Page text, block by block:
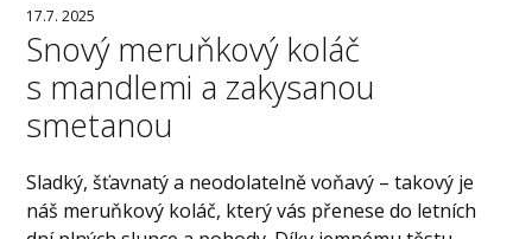
17.7. 2025
Snový meruňkový koláč
s mandlemi a zakysanou
smetanou
Sladký, šťavnatý a neodolatelně voňavý – takový je
náš meruňkový koláč, který vás přenese do letních